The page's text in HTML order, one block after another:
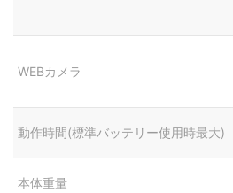
WEBカメラ
動作時間(標準バッテリー使用時最大)
本体重量